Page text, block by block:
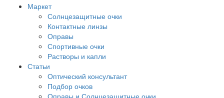
Маркет
Солнцезащитные очки
Контактные линзы
Оправы
Спортивные очки
Растворы и капли
Статьи
Оптический консультант
Подбор очков
Оправы и Солнцезащитные очки